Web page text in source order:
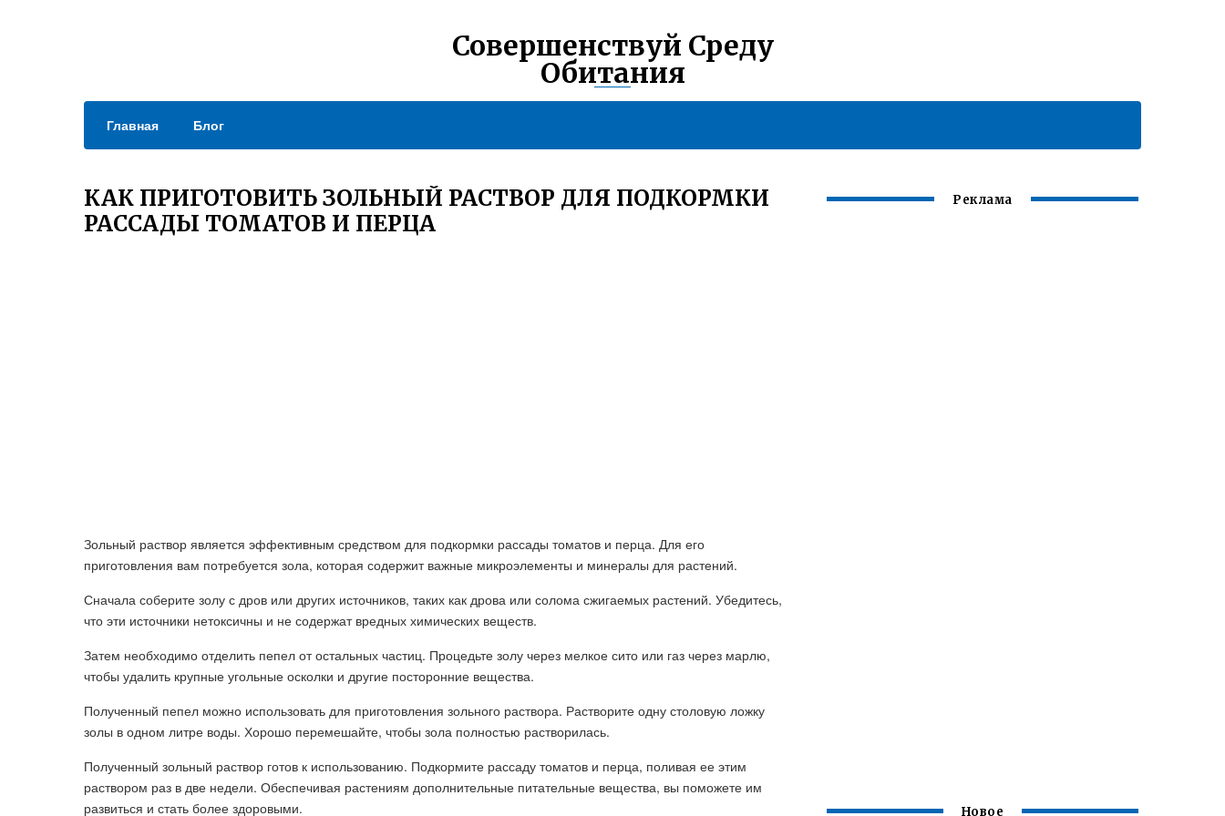
Совершенствуй Среду
Обитания
Главная Блог
КАК ПРИГОТОВИТЬ ЗОЛЬНЫЙ РАСТВОР ДЛЯ ПОДКОРМКИ
РАССАДЫ ТОМАТОВ И ПЕРЦА
Зольный раствор является эффективным средством для подкормки рассады томатов и перца. Для его
приготовления вам потребуется зола, которая содержит важные микроэлементы и минералы для растений.
Сначала соберите золу с дров или других источников, таких как дрова или солома сжигаемых растений. Убедитесь,
что эти источники нетоксичны и не содержат вредных химических веществ.
Затем необходимо отделить пепел от остальных частиц. Процедьте золу через мелкое сито или газ через марлю,
чтобы удалить крупные угольные осколки и другие посторонние вещества.
Полученный пепел можно использовать для приготовления зольного раствора. Растворите одну столовую ложку
золы в одном литре воды. Хорошо перемешайте, чтобы зола полностью растворилась.
Полученный зольный раствор готов к использованию. Подкормите рассаду томатов и перца, поливая ее этим
раствором раз в две недели. Обеспечивая растениям дополнительные питательные вещества, вы поможете им
развиться и стать более здоровыми.
Реклама
Новое